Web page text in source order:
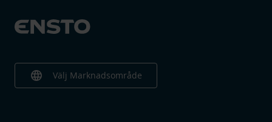
language Välj Marknadsområde